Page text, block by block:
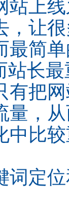
站上
，让
最简
站长
有把
量，
中比
词定